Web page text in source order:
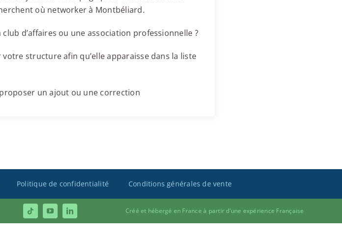
où networker à Montbéliard.
d’affaires ou une association professionnelle ?
structure afin qu’elle apparaisse dans la liste
un ajout ou une correction
Politique de confidentialité Conditions générales de vente
Créé et hébergé en France à partir d’une expérience Française